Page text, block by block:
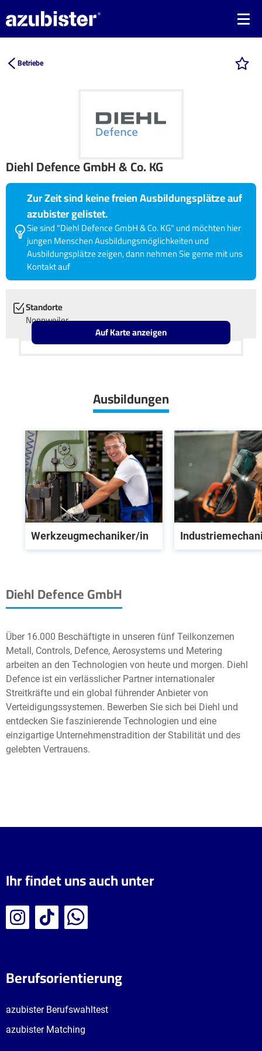
Betriebe
Diehl Defence GmbH & Co. KG
Zur Zeit sind keine freien Ausbildungsplätze auf
azubister gelistet.
Sie sind "Diehl Defence GmbH & Co. KG" und möchten hier
jungen Menschen Ausbildungsmöglichkeiten und
Ausbildungsplätze zeigen, dann nehmen Sie gerne mit uns
Kontakt auf
Standorte
Nonnweiler
Leaflet OpenStreetMap2
Auf Karte anzeigen
Ausbildungen
Werkzeugmechaniker/in
Diehl Defence GmbH
Über 16.000 Beschäftigte in unseren fünf Teilkonzernen
Metall, Controls, Defence, Aerosystems und Metering
arbeiten an den Technologien von heute und morgen. Diehl
Defence ist ein verlässlicher Partner internationaler
Streitkräfte und ein global führender Anbieter von
Verteidigungssystemen. Bewerben Sie sich bei Diehl und
entdecken Sie faszinierende Technologien und eine
einzigartige Unternehmenstradition der Stabilität und des
gelebten Vertrauens.
Ihr findet uns auch unter
Berufsorientierung
azubister Berufswahltest
azubister Matching